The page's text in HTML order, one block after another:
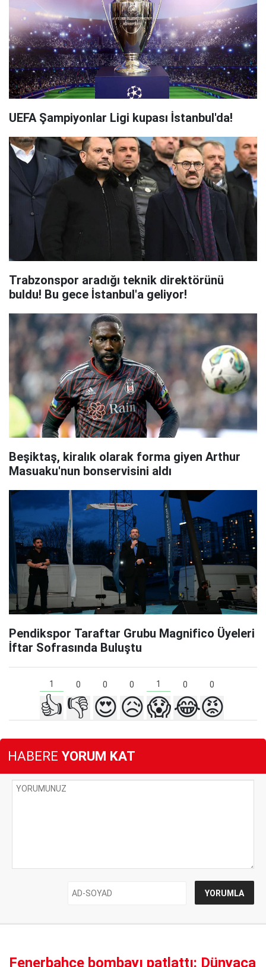
UEFA Şampiyonlar Ligi kupası İstanbul'da!
Trabzonspor aradığı teknik direktörünü
buldu! Bu gece İstanbul'a geliyor!
Beşiktaş, kiralık olarak forma giyen Arthur
Masuaku'nun bonservisini aldı
Pendikspor Taraftar Grubu Magnifico Üyeleri
İftar Sofrasında Buluştu
1 0 0 0 1 0 0
👍 👎 😍😥😱😂😡
HABERE YORUM KAT
Fenerbahçe bombayı patlattı: Dünyaca